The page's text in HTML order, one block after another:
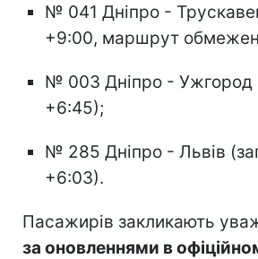
№ 041 Дніпро -
+9:00, маршрут
№ 003 Дніпро - Ужгород
+6:45);
№ 285 Дніпро - Львів
+6:03).
Пасажирів закликають
за оновленнями в